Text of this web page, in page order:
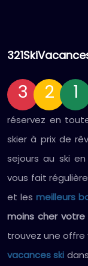
3 2 1
réservez en
skier à prix de
sejours au ski
vous fait
et les meilleurs
moins cher votre
trouvez une offre
vacances ski